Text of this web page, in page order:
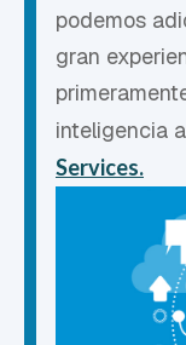
podemos
gran
inteligencia
Services.